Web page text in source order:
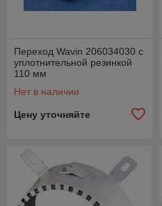
Переход Wavin 206034030 с
уплотнительной резинкой
110 мм
Нет в наличии
Цену уточняйте